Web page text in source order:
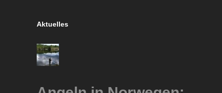
Aktuelles